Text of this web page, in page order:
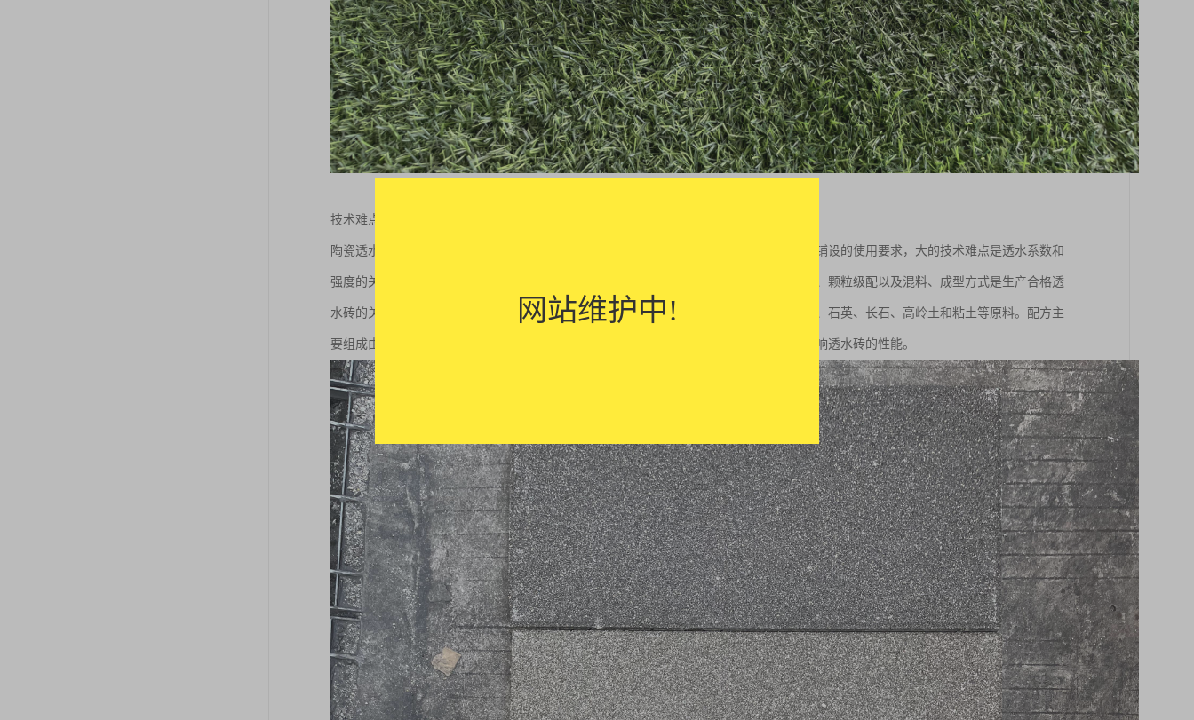
技术难点：
陶瓷透水砖要求具有良好的透水性、防滑性能、抗冻性能及较高的强度，以满足不同路面铺设的使用要求，大的技术难点是透水系数和
强度的关系，透水系数大强度较低，透水系数小强度较高。因此必须选择合适的陶瓷原料、颗粒级配以及混料、成型方式是生产合格透
水砖的关键。透水砖原料既可以是陶瓷原料，也可以是自燃过的工业垃圾煤矸石、废瓷砖、石英、长石、高岭土和粘土等原料。配方主
要组成由骨料、结合剂、助熔剂组成。因此，对配方中的骨料、结合剂、助熔剂选择将影响透水砖的性能。
网站维护中!